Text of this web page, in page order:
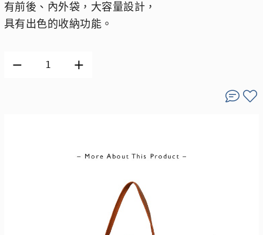
有前後、內外袋，大容量設計，
具有出色的收納功能。